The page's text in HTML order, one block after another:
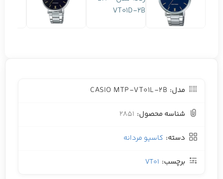
مدل: CASIO MTP-VT01L-2B
شناسه محصول: 2851
دسته: کاسیو مردانه
برچسب: VT01